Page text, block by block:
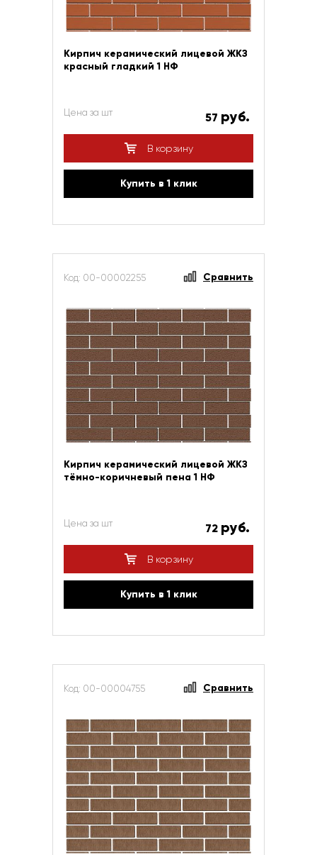
Кирпич керамический лицевой ЖКЗ
красный гладкий 1 НФ
Цена за шт 57 руб.
В корзину
Купить в 1 клик
Код: 00-00002255 Сравнить
Кирпич керамический лицевой ЖКЗ
тёмно-коричневый пена 1 НФ
Цена за шт 72 руб.
В корзину
Купить в 1 клик
Код: 00-00004755 Сравнить